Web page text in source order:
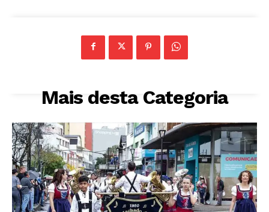
Mais desta Categoria